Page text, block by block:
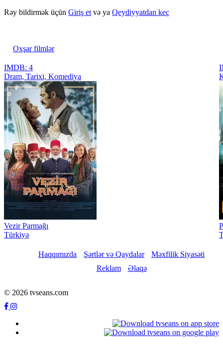
Rəy bildirmək üçün Giriş et və ya Qeydiyyatdan keç
Oxşar filmlər
IMDB: 4
Dram, Tarixi, Komediya
Vezir Parmağı
Türkiyə
Haqqımızda Şərtlər və Qaydalar
Məxfilik Siyasəti
Reklam
Əlaqə
© 2026 tvseans.com